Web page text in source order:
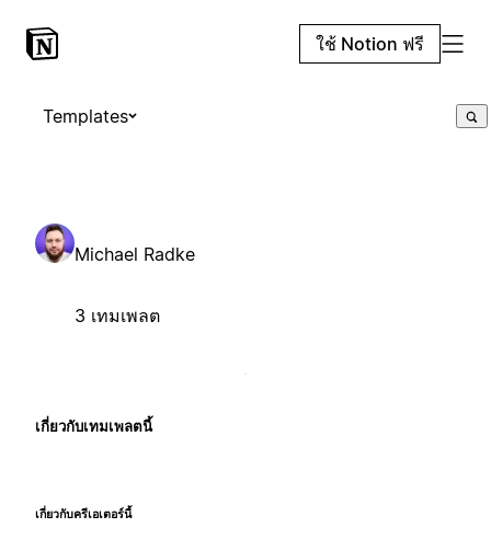
ใช้ Notion ฟรี
Templates
Michael Radke
3 เทมเพลต
เกี่ยวกับเทมเพลตนี้
เกี่ยวกับครีเอเตอร์นี้